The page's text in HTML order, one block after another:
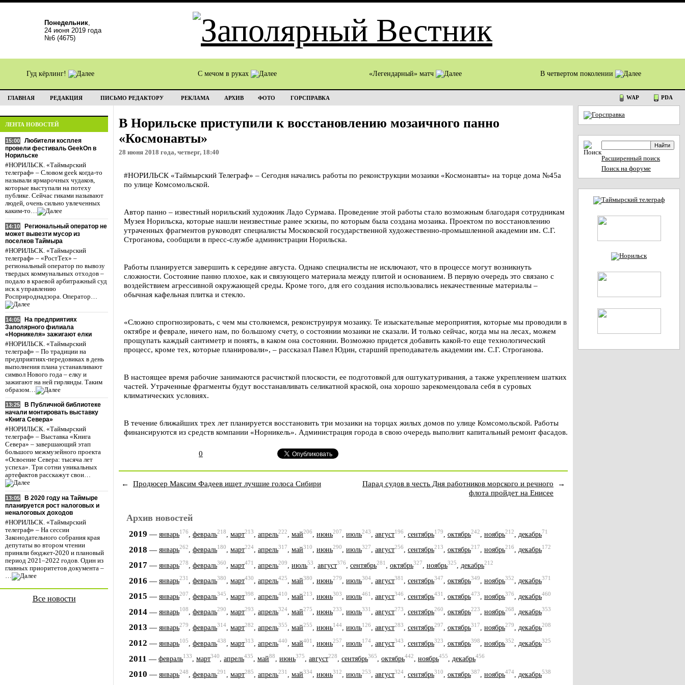
Понедельник,
24 июня 2019 года
№6 (4675)
Гуд кёрлинг! С мечом в руках «Легендарный» матч В четвертом поколении
ГЛАВНАЯ РЕДАКЦИЯ ПИСЬМО РЕДАКТОРУ РЕКЛАМА АРХИВ ФОТО ГОРСПРАВКА WAP PDA
ЛЕНТА НОВОСТЕЙ
15:00
Любители косплея
провели фестиваль GeekOn в
Норильске
#НОРИЛЬСК. «Таймырский
телеграф» – Словом geek когда-то
называли ярмарочных чудаков,
которые выступали на потеху
публике. Сейчас гиками называют
людей, очень сильно увлеченных
каким-то…
14:10
Региональный оператор не
может вывезти мусор из
поселков Таймыра
#НОРИЛЬСК. «Таймырский
телеграф» – «РостТех» –
региональный оператор по вывозу
твердых коммунальных отходов –
подало в краевой арбитражный суд
иск к управлению
Росприроднадзора. Оператор…
14:05
На предприятиях
Заполярного филиала
«Норникеля» зажигают елки
#НОРИЛЬСК. «Таймырский
телеграф» – По традиции на
предприятиях-передовиках в день
выполнения плана устанавливают
символ Нового года – елку и
зажигают на ней гирлянды. Таким
образом…
13:25
В Публичной библиотеке
начали монтировать выставку
«Книга Севера»
#НОРИЛЬСК. «Таймырский
телеграф» – Выставка «Книга
Севера» – завершающий этап
большого межмузейного проекта
«Освоение Севера: тысяча лет
успеха». Три сотни уникальных
артефактов расскажут свои…
13:05
В 2020 году на Таймыре
планируется рост налоговых и
неналоговых доходов
#НОРИЛЬСК. «Таймырский
телеграф» – На сессии
Законодательного собрания края
депутаты во втором чтении
приняли бюджет-2020 и плановый
период 2021–2022 годов. Один из
главных приоритетов документа –
…
Все новости
В Норильске приступили к восстановлению мозаичного панно
«Космонавты»
28 июня 2018 года, четверг, 18:40
#НОРИЛЬСК «Таймырский Телеграф» – Сегодня начались работы по реконструкции мозаики «Космонавты» на торце дома №45а
по улице Комсомольской.
Автор панно – известный норильский художник Ладо Сурмава. Проведение этой работы стало возможным благодаря сотрудникам
Музея Норильска, которые нашли неизвестные ранее эскизы, по которым была создана мозаика. Проектом по восстановлению
утраченных фрагментов руководят специалисты Московской государственной художественно-промышленной академии им. С.Г.
Строганова, сообщили в пресс-службе администрации Норильска.
Работы планируется завершить к середине августа. Однако специалисты не исключают, что в процессе могут возникнуть
сложности. Состояние панно плохое, как и связующего материала между плитой и основанием. В первую очередь это связано с
воздействием агрессивной окружающей среды. Кроме того, для его создания использовались некачественные материалы –
обычная кафельная плитка и стекло.
«Сложно спрогнозировать, с чем мы столкнемся, реконструируя мозаику. Те изыскательные мероприятия, которые мы проводили в
октябре и феврале, ничего нам, по большому счету, о состоянии мозаики не сказали. И только сейчас, когда мы на лесах, можем
прощупать каждый сантиметр и понять, в каком она состоянии. Возможно придется добавить какой-то еще технологический
процесс, кроме тех, которые планировали», – рассказал Павел Юдин, старший преподаватель академии им. С.Г. Строганова.
В настоящее время рабочие занимаются расчисткой плоскости, ее подготовкой для оштукатуривания, а также укреплением шатких
частей. Утраченные фрагменты будут восстанавливать селикатной краской, она хорошо зарекомендовала себя в суровых
климатических условиях.
В течение ближайших трех лет планируется восстановить три мозаики на торцах жилых домов по улице Комсомольской. Работы
финансируются из средств компании «Норникель». Администрация города в свою очередь выполнит капитальный ремонт фасадов.
0
← Продюсер Максим Фадеев ищет лучшие голоса Сибири
Парад судов в честь Дня работников морского и речного
флота пройдет на Енисее
→
Архив новостей
2019 — январь176 февраль218 март213 апрель222 май206 июнь207 июль243 август196 сентябрь179 октябрь242 ноябрь212 декабрь71
2018 — январь262, февраль180, март224, апрель317, май310, июнь290, июль327, август256, сентябрь213, октябрь217, ноябрь216, декабрь172
2017 — январь278 февраль360 март471 апрель209 июль53 август376 сентябрь281 октябрь327 ноябрь325 декабрь212
2016 — январь231, февраль380, март430, апрель425, май380, июнь279, июль304, август381, сентябрь347, октябрь349, ноябрь352, декабрь371
2015 — январь207 февраль345 март398 апрель410 май213 июнь303 июль461 август346 сентябрь431 октябрь473 ноябрь376 декабрь460
2014 — январь108, февраль290, март293, апрель324, май275, июнь233, июль331, август273, сентябрь260, октябрь223, ноябрь268, декабрь353
2013 — январь279 февраль314 март282 апрель355 май255 июнь144 июль126 август283 сентябрь297 октябрь317 ноябрь279 декабрь208
2012 — январь105 февраль438 март313 апрель440 май401 июнь257 июль174 август343 сентябрь323 октябрь398 ноябрь352 декабрь325
2011 — февраль133, март340, апрель435, май88, июнь375, август228, сентябрь365, октябрь442, ноябрь455, декабрь456
2010 — январь248 февраль291 март285 апрель231 май334 июнь312 июль253 август324 сентябрь310 октябрь387 ноябрь474 декабрь538
Расширенный поиск
Поиск на форуме